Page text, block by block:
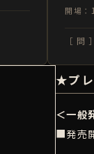
開場：
［ 問
★プ
＜一般
■発売